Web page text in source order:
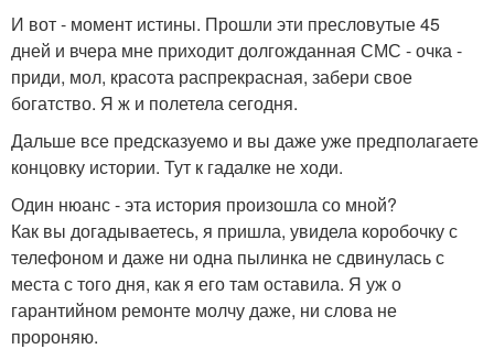
И вот - момент истины. Прошли эти пресловутые 45
дней и вчера мне приходит долгожданная СМС - очка -
приди, мол, красота распрекрасная, забери свое
богатство. Я ж и полетела сегодня.
Дальше все предсказуемо и вы даже уже предполагаете
концовку истории. Тут к гадалке не ходи.
Один нюанс - эта история произошла со мной?
Как вы догадываетесь, я пришла, увидела коробочку с
телефоном и даже ни одна пылинка не сдвинулась с
места с того дня, как я его там оставила. Я уж о
гарантийном ремонте молчу даже, ни слова не
пророняю.